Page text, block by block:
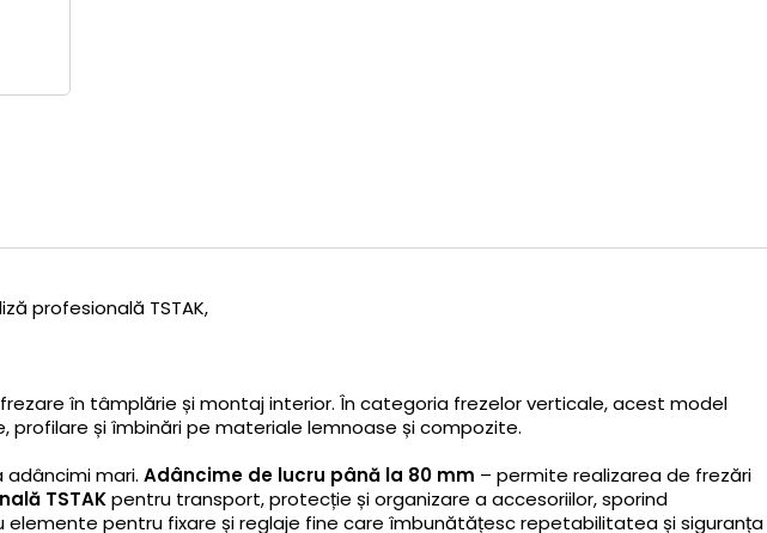
profesională TSTAK,
în tâmplărie și montaj interior. În categoria frezelor verticale, acest model
profilare și îmbinări pe materiale lemnoase și compozite.
mari. Adâncime de lucru până la 80 mm – permite realizarea de frezări
TSTAKpentru transport, protecție și organizare a accesoriilor, sporind
pentru fixare și reglaje fine care îmbunătățesc repetabilitatea și siguranța